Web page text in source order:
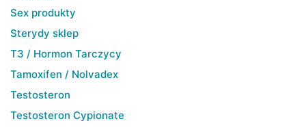
Sex produkty
Sterydy sklep
T3 / Hormon Tarczycy
Tamoxifen / Nolvadex
Testosteron
Testosteron Cypionate